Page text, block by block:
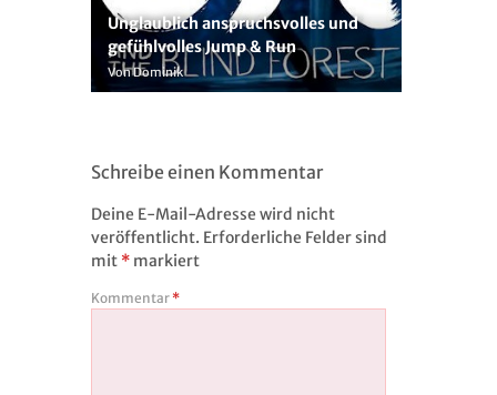
Unglaublich anspruchsvolles und
gefühlvolles Jump & Run
Von Dominik
Schreibe einen Kommentar
Deine E-Mail-Adresse wird nicht
veröffentlicht. Erforderliche Felder sind
mit * markiert
Kommentar *